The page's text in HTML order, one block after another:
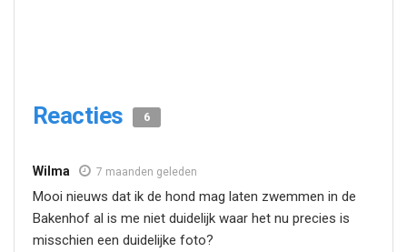
Reacties 6
Wilma 7 maanden geleden
Mooi nieuws dat ik de hond mag laten zwemmen in de
Bakenhof al is me niet duidelijk waar het nu precies is
misschien een duidelijke foto?